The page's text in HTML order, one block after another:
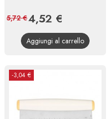
Prezzo
4,52 €
base
5,72 €
Aggiungi al carrello
-3,04 €